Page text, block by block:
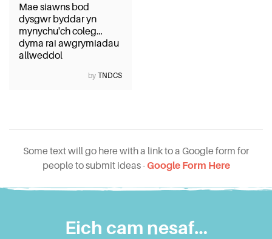
Mae siawns bod
dysgwr byddar yn
mynychu'ch coleg…
dyma rai awgrymiadau
allweddol
by TNDCS
Some text will go here with a link to a Google form for
people to submit ideas -Google Form Here
Eich cam nesaf…